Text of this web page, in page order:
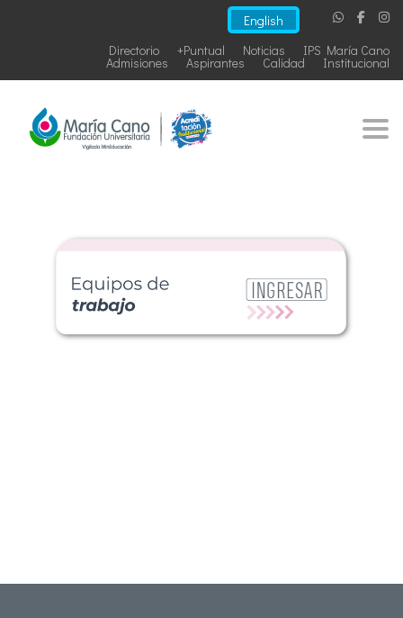
English
IPS María Cano
Noticias
+Puntual
Directorio
Institucional
Calidad
Aspirantes
Admisiones